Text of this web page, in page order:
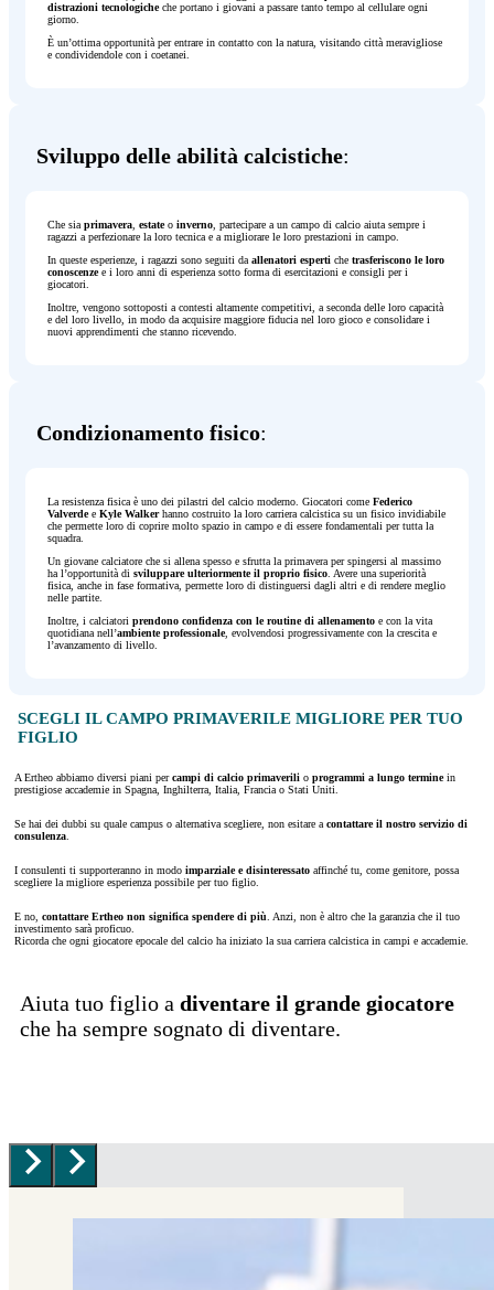
distrazioni tecnologicheche portano i giovani a passare tanto tempo al cellulare ogni
giorno.
È un’ottima opportunità per entrare in contatto con la natura, visitando città meravigliose
e condividendole con i coetanei.
Sviluppo delle abilità calcistiche:
Che sia primavera estateo inverno , partecipare a un campo di calcio aiuta sempre i
ragazzi a perfezionare la loro tecnica e a migliorare le loro prestazioni in campo.
In queste esperienze, i ragazzi sono seguiti da allenatori esperti che trasferiscono le loro
conoscenzee i loro anni di esperienza sotto forma di esercitazioni e consigli per i
giocatori.
Inoltre, vengono sottoposti a contesti altamente competitivi, a seconda delle loro capacità
e del loro livello, in modo da acquisire maggiore fiducia nel loro gioco e consolidare i
nuovi apprendimenti che stanno ricevendo.
Condizionamento fisico:
La resistenza fisica è uno dei pilastri del calcio moderno. Giocatori come Federico
Valverdee Kyle Walkerhanno costruito la loro carriera calcistica su un fisico invidiabile
che permette loro di coprire molto spazio in campo e di essere fondamentali per tutta la
squadra.
Un giovane calciatore che si allena spesso e sfrutta la primavera per spingersi al massimo
ha l’opportunità di sviluppare ulteriormente il proprio fisico . Avere una superiorità
fisica, anche in fase formativa, permette loro di distinguersi dagli altri e di rendere meglio
nelle partite.
Inoltre, i calciatori prendono confidenza con le routine di allenamento e con la vita
quotidiana nell’ambiente professionale, evolvendosi progressivamente con la crescita e
l’avanzamento di livello.
SCEGLI IL CAMPO PRIMAVERILE MIGLIORE PER TUO
FIGLIO
A Ertheo abbiamo diversi piani percampi di calcio primaverili o programmi a lungo terminein
prestigiose accademie in Spagna, Inghilterra, Italia, Francia o Stati Uniti.
Se hai dei dubbi su quale campus o alternativa scegliere, non esitare a contattare il nostro servizio di
consulenza
I consulenti ti supporteranno in modo imparziale e disinteressato affinché tu, come genitore, possa
scegliere la migliore esperienza possibile per tuo figlio.
E no, contattare Ertheo non significa spendere di più . Anzi, non è altro che la garanzia che il tuo
investimento sarà proficuo.
Ricorda che ogni giocatore epocale del calcio ha iniziato la sua carriera calcistica in campi e accademie.
Aiuta tuo figlio a diventare il grande giocatore
che ha sempre sognato di diventare.